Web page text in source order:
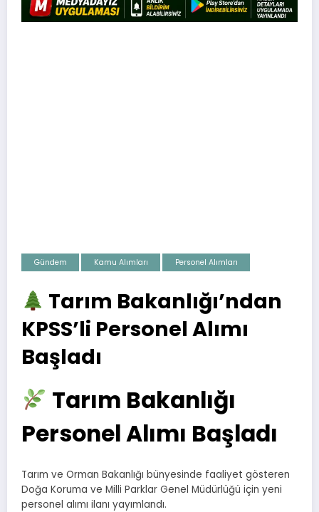
Gündem Kamu Alımları Personel Alımları
Tarım Bakanlığı’ndan
KPSS’li Personel Alımı
Başladı
Tarım Bakanlığı
Personel Alımı Başladı
Tarım ve Orman Bakanlığı bünyesinde faaliyet gösteren
Doğa Koruma ve Milli Parklar Genel Müdürlüğü için yeni
personel alımı ilanı yayımlandı.